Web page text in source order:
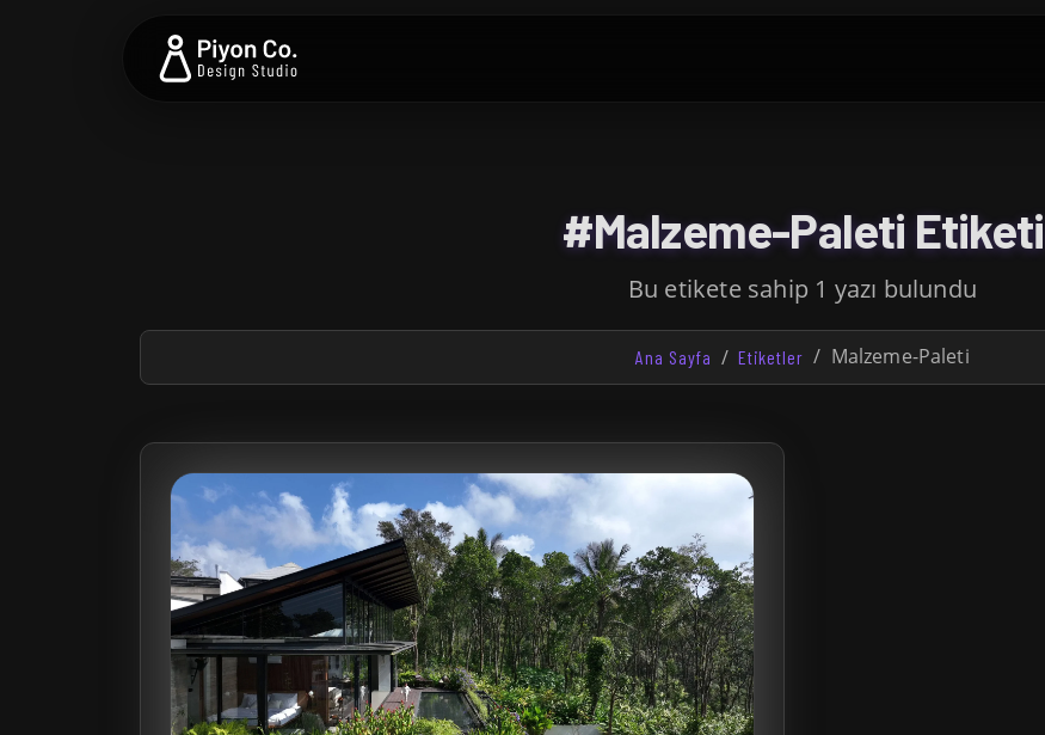
#Malzeme-Paleti Etiketi
Bu etikete sahip 1 yazı bulundu
Ana Sayfa Etiketler Malzeme-Paleti